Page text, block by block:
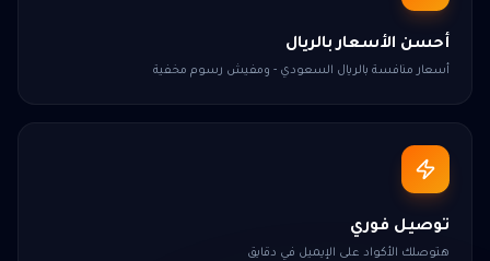
أحسن الأسعار بالريال
أسعار منافسة بالريال السعودي - ومفيش رسوم مخفية
توصيل فوري
هتوصلك الأكواد على الإيميل في دقايق